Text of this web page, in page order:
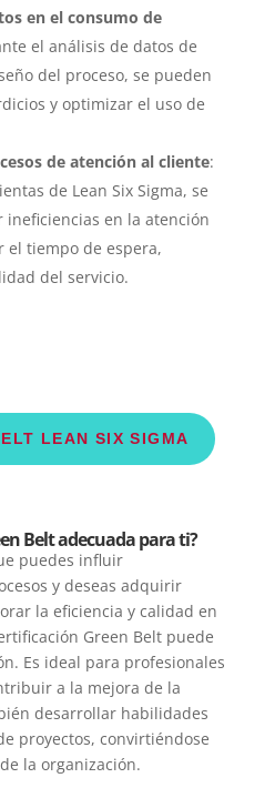
en el consumo de
el análisis de datos de
del proceso, se pueden
y optimizar el uso de
de atención al cliente:
de Lean Six Sigma, se
en la atención
el tiempo de espera,
del servicio.
LEAN SIX SIGMA
Belt adecuada para ti?
puedes influir
y deseas adquirir
la eficiencia y calidad en
Green Belt puede
Es ideal para profesionales
a la mejora de la
desarrollar habilidades
proyectos, convirtiéndose
la organización.